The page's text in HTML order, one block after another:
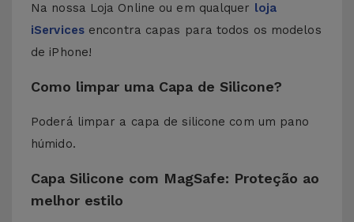
Na nossa Loja Online ou em qualquer loja
iServicesencontra capas para todos os modelos
de iPhone!
Como limpar uma Capa de Silicone?
Poderá limpar a capa de silicone com um pano
húmido.
Capa Silicone com MagSafe: Proteção ao
melhor estilo